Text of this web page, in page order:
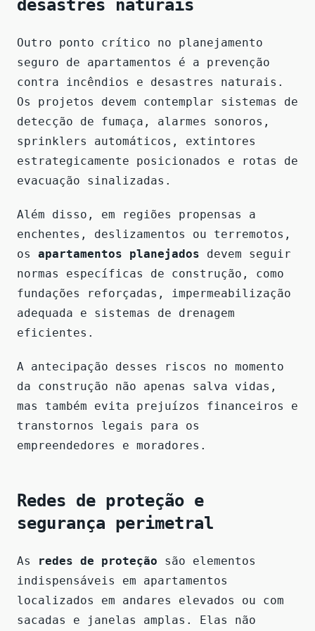
desastres naturais
Outro ponto crítico no planejamento
seguro de apartamentos é a prevenção
contra incêndios e desastres naturais.
Os projetos devem contemplar sistemas de
detecção de fumaça, alarmes sonoros,
sprinklers automáticos, extintores
estrategicamente posicionados e rotas de
evacuação sinalizadas.
Além disso, em regiões propensas a
enchentes, deslizamentos ou terremotos,
os apartamentos planejados devem seguir
normas específicas de construção, como
fundações reforçadas, impermeabilização
adequada e sistemas de drenagem
eficientes.
A antecipação desses riscos no momento
da construção não apenas salva vidas,
mas também evita prejuízos financeiros e
transtornos legais para os
empreendedores e moradores.
Redes de proteção e
segurança perimetral
As redes de proteção são elementos
indispensáveis em apartamentos
localizados em andares elevados ou com
sacadas e janelas amplas. Elas não